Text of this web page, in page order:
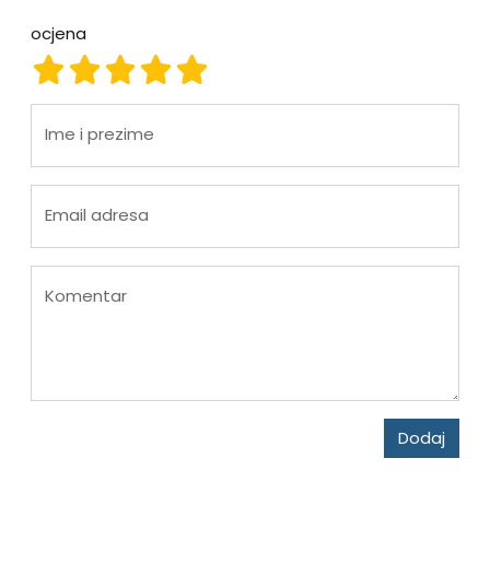
ocjena
ocjena 5
ocjena 4
ocjena 3
ocjena 2
ocjena 1
Ime i prezime
Email adresa
Komentar
Dodaj